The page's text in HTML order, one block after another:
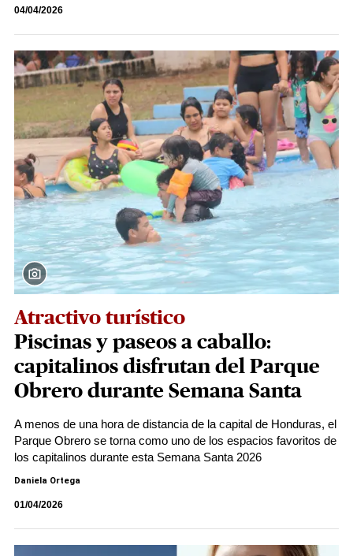
04/04/2026
Atractivo turístico
Piscinas y paseos a caballo:
capitalinos disfrutan del Parque
Obrero durante Semana Santa
A menos de una hora de distancia de la capital de Honduras, el
Parque Obrero se torna como uno de los espacios favoritos de
los capitalinos durante esta Semana Santa 2026
Daniela Ortega
01/04/2026